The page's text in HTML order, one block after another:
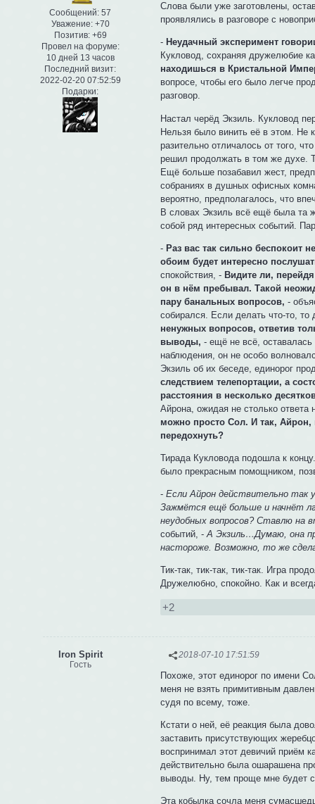
Сообщений: 57
Уважение: +70
Позитив: +69
Провел на форуме:
10 дней 13 часов
Последний визит:
2022-02-20 07:52:59
Подарки:
Слова были уже заготовлены,
проявлялись в разговоре с
- Неудачный эксперимент
Кукловод, сохраняя дружелюбие
находишься в Кристальной
вопросе, чтобы его было легче
разговор.
Настал черёд Экзиль. Кукловод
Нельзя было винить её в этом. Не
разительно отличалось от того,
решил продолжать в том же духе.
Ещё больше позабавил жест,
собраниях в душных офисных
вероятно, предполагалось, что
В словах Экзиль всё ещё была та
собой ряд интересных событий.
- Раз вас так сильно беспокоит
обоим будет интересно
спокойствия, - Видите ли,
он в нём пребывал. Такой
пару банальных вопросов, -
собирался. Если делать что-то, то
ненужных вопросов, ответив
выводы, - ещё не всё,
наблюдения, он не особо
Экзиль об их беседе, единорог
следствием телепортации, а
расстояния в несколько
Айрона, ожидая не столько ответа
можно просто Сол. И так, Айрон,
передохнуть?
Тирада Кукловода подошла к
было прекрасным помощником,
-Если Айрон действительно так
Зажмётся ещё больше и начнёт
неудобных вопросов? Ставлю на
событий, -А Экзиль…Думаю, она
настороже. Возможно, то же
Тик-так, тик-так, тик-так. Игра
Дружелюбно, спокойно. Как и
+2
2018-07-10 17:51:59
Iron Spirit
Гость
Похоже, этот единорог по имени
меня не взять примитивным
судя по всему, тоже.
Кстати о ней, её реакция была
заставить присутствующих
воспринимал этот девичий приём
действительно была ошарашена
выводы. Ну, тем проще мне будет
Эта кобылка сочла меня